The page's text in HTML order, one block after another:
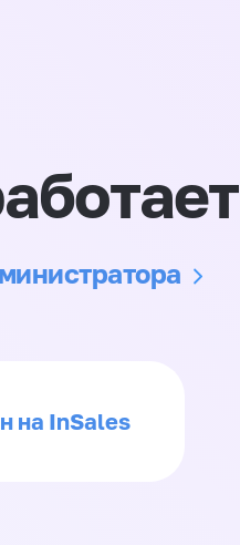
на InSales